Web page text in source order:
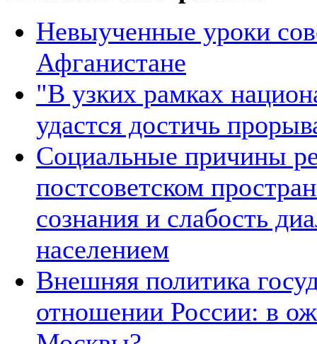
Невыученные уроки
Афганистане
"В узких рамках
удастся достичь
Социальные причины
постсоветском
сознания и слабость
населением
Внешняя политика
отношении России: в